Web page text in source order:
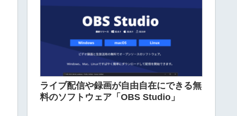
ライブ配信や録画が自由自在にできる無
料のソフトウェア「OBS Studio」